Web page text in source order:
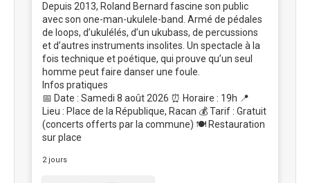
Depuis 2013, Roland Bernard fascine son public
avec son one-man-ukulele-band. Armé de pédales
de loops, d’ukulélés, d’un ukubass, de percussions
et d’autres instruments insolites. Un spectacle à la
fois technique et poétique, qui prouve qu’un seul
homme peut faire danser une foule.
Infos pratiques
📅 Date : Samedi 8 août 2026 ⏰ Horaire : 19h 📍
Lieu : Place de la République, Racan 💰 Tarif : Gratuit
(concerts offerts par la commune) 🍽️ Restauration
sur place
2 jours